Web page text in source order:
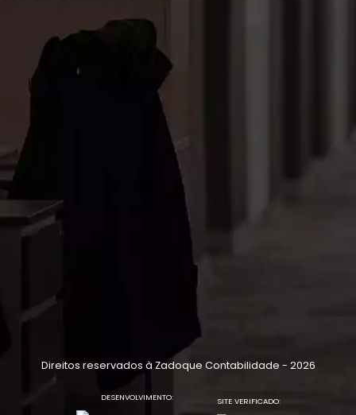
Direitos reservados à Zadoque Contabilidade - 2026
DESENVOLVIMENTO: SITE VERIFICADO: